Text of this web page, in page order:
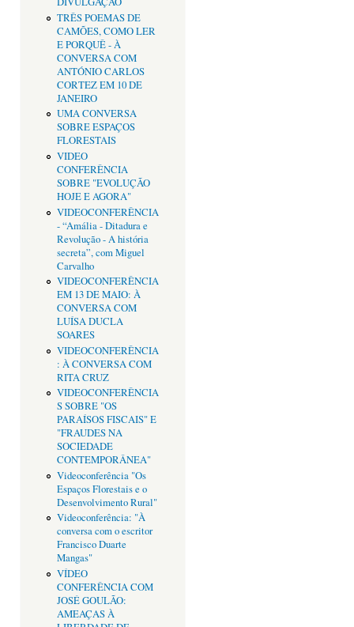
TRÊS POEMAS DE
CAMÕES, COMO LER
E PORQUÊ - À
CONVERSA COM
ANTÓNIO CARLOS
CORTEZ EM 10 DE
JANEIRO
UMA CONVERSA
SOBRE ESPAÇOS
FLORESTAIS
VIDEO
CONFERÊNCIA
SOBRE "EVOLUÇÃO
HOJE E AGORA"
VIDEOCONFERÊNCIA
- “Amália - Ditadura e
Revolução - A história
secreta”, com Miguel
Carvalho
VIDEOCONFERÊNCIA
EM 13 DE MAIO: À
CONVERSA COM
LUÍSA DUCLA
SOARES
VIDEOCONFERÊNCIA
: À CONVERSA COM
RITA CRUZ
VIDEOCONFERÊNCIA
S SOBRE "OS
PARAÍSOS FISCAIS" E
"FRAUDES NA
SOCIEDADE
CONTEMPORÂNEA"
Videoconferência "Os
Espaços Florestais e o
Desenvolvimento Rural"
Videoconferência: "À
conversa com o escritor
Francisco Duarte
Mangas"
VÍDEO
CONFERÊNCIA COM
JOSÉ GOULÃO:
AMEAÇAS À